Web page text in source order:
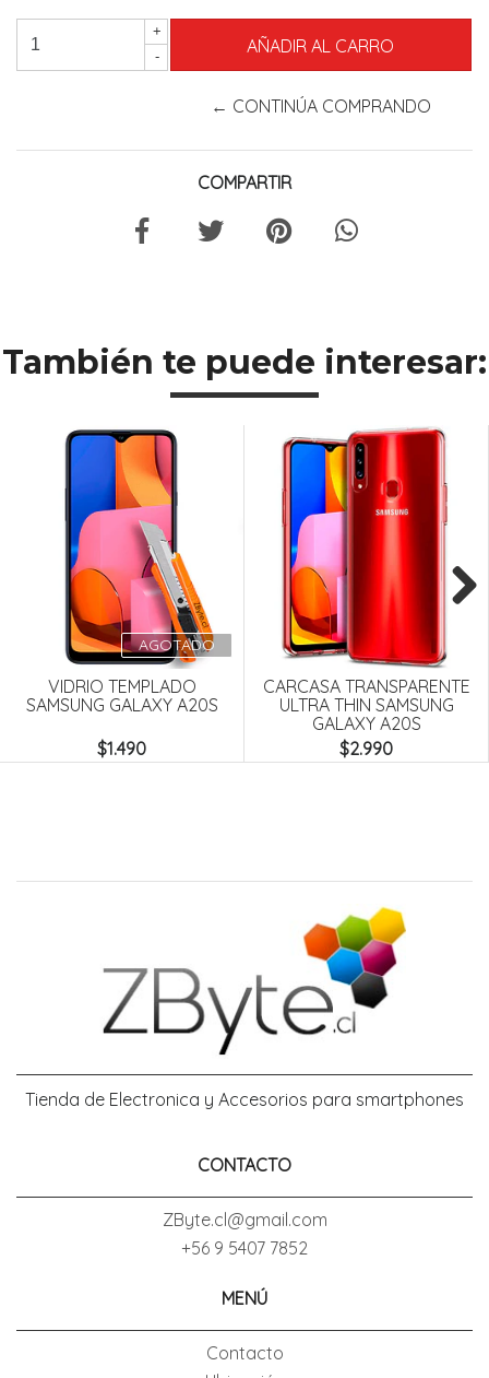
+
-
← CONTINÚA COMPRANDO
COMPARTIR
También te puede interesar:
AGOTADO
VIDRIO TEMPLADO
SAMSUNG GALAXY A20S
$1.490
CARCASA TRANSPARENTE
ULTRA THIN SAMSUNG
GALAXY A20S
$2.990
Tienda de Electronica y Accesorios para smartphones
CONTACTO
ZByte.cl@gmail.com
+56 9 5407 7852
MENÚ
Contacto